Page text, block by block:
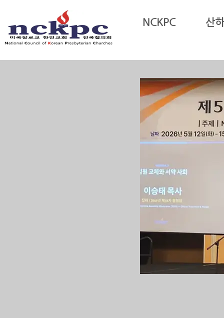
NCKPC 산
Sketchbook5, 스케치북5
Sketchbook5, 스케치북5